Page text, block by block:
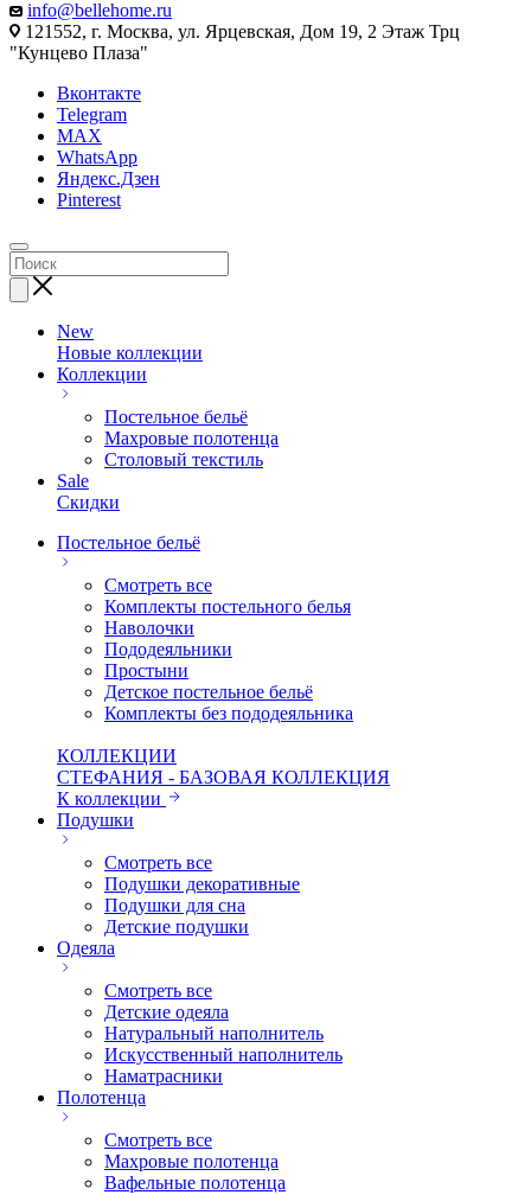
info@bellehome.ru
121552, г. Москва, ул. Ярцевская, Дом 19, 2 Этаж Трц
"Кунцево Плаза"
Вконтакте
Telegram
MAX
WhatsApp
Яндекс.Дзен
Pinterest
New
Новые коллекции
Коллекции
Постельное бельё
Махровые полотенца
Столовый текстиль
Sale
Скидки
Постельное бельё
Смотреть все
Комплекты постельного белья
Наволочки
Пододеяльники
Простыни
Детское постельное бельё
Комплекты без пододеяльника
КОЛЛЕКЦИИ
СТЕФАНИЯ - БАЗОВАЯ КОЛЛЕКЦИЯ
К коллекции
Подушки
Смотреть все
Подушки декоративные
Подушки для сна
Детские подушки
Одеяла
Смотреть все
Детские одеяла
Натуральный наполнитель
Искуcственный наполнитель
Наматрасники
Полотенца
Смотреть все
Махровые полотенца
Вафельные полотенца